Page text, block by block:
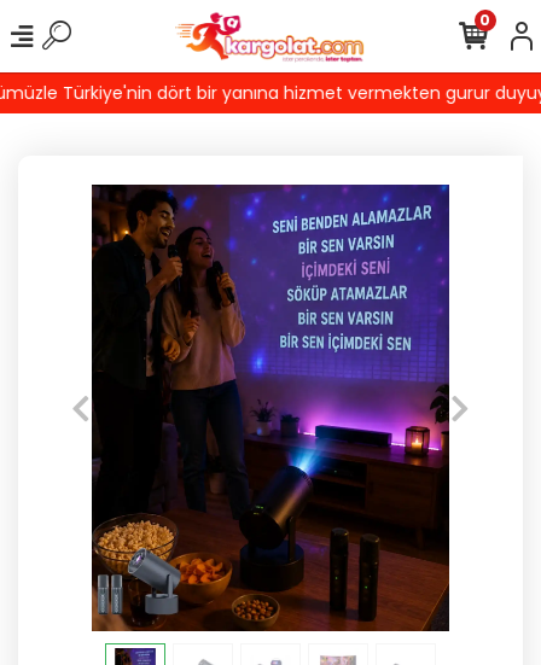
Türkiye'nin dört bir yanına hizmet vermekten gurur
0